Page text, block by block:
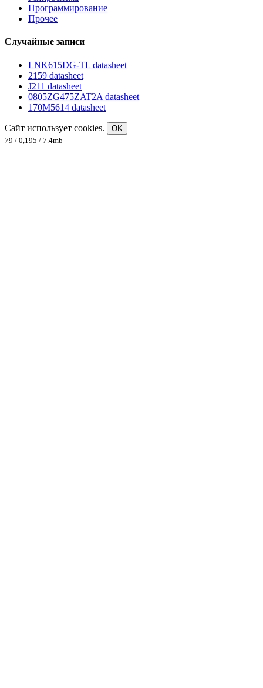
Программирование
Прочее
Случайные записи
LNK615DG-TL datasheet
2159 datasheet
J211 datasheet
0805ZG475ZAT2A datasheet
170M5614 datasheet
Сайт использует cookies.
OK
79 / 0,195 / 7.4mb